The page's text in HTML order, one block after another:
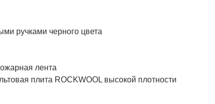
ручками черного цвета
лента
плита ROCKWOOL высокой плотности